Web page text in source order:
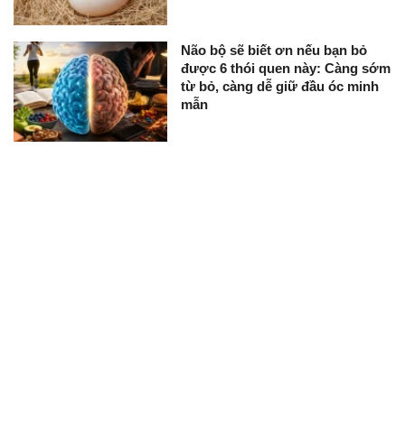
Não bộ sẽ biết ơn nếu bạn bỏ
được 6 thói quen này: Càng sớm
từ bỏ, càng dễ giữ đầu óc minh
mẫn